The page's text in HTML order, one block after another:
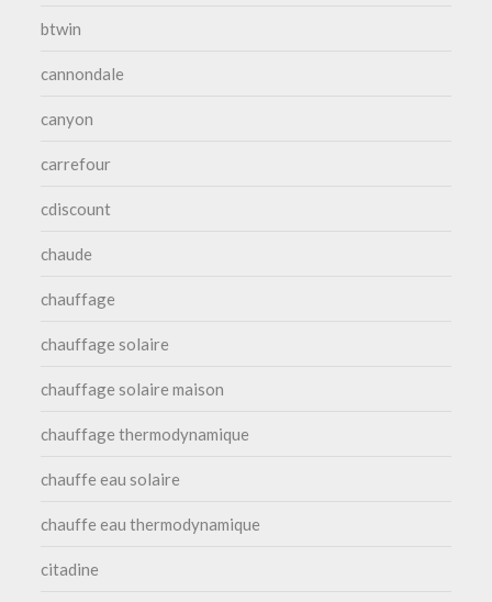
btwin
cannondale
canyon
carrefour
cdiscount
chaude
chauffage
chauffage solaire
chauffage solaire maison
chauffage thermodynamique
chauffe eau solaire
chauffe eau thermodynamique
citadine